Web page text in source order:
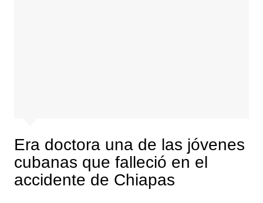
Era doctora una de las jóvenes
cubanas que falleció en el
accidente de Chiapas